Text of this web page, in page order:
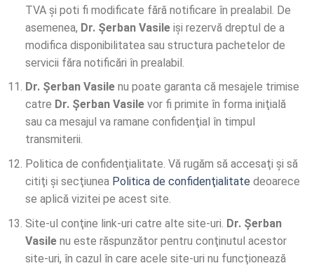
TVA şi poti fi modificate fără notificare în prealabil. De
asemenea, Dr. Șerban Vasileişi rezervă dreptul de a
modifica disponibilitatea sau structura pachetelor de
servicii făra notificări în prealabil.
Dr. Șerban Vasilenu poate garanta că mesajele trimise
catre Dr. Șerban Vasilevor fi primite în forma iniţială
sau ca mesajul va ramane confidenţial în timpul
transmiterii.
Politica de confidenţialitate. Vă rugăm să accesaţi şi să
citiţi şi secţiunea Politica de confidenţialitate deoarece
se aplică vizitei pe acest site.
Site-ul conţine link-uri catre alte site-uri. Dr. Șerban
Vasilenu este răspunzător pentru conţinutul acestor
site-uri, în cazul în care acele site-uri nu funcţionează